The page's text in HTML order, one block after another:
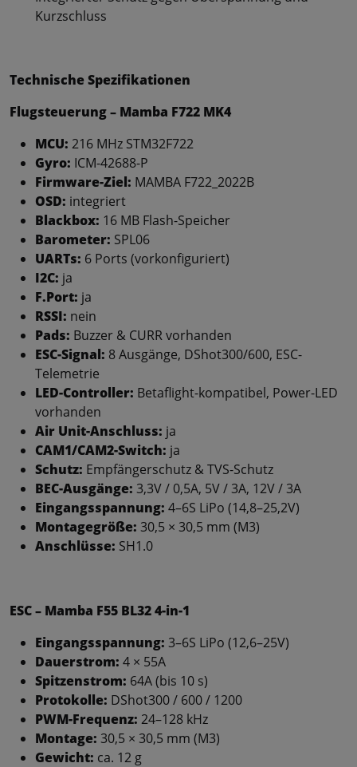
Kurzschluss
Technische Spezifikationen
Flugsteuerung – Mamba F722 MK4
MCU: 216 MHz STM32F722
Gyro: ICM-42688-P
Firmware-Ziel: MAMBA F722_2022B
OSD: integriert
Blackbox: 16 MB Flash-Speicher
Barometer: SPL06
UARTs: 6 Ports (vorkonfiguriert)
I2C: ja
F.Port: ja
RSSI: nein
Pads: Buzzer & CURR vorhanden
ESC-Signal: 8 Ausgänge, DShot300/600, ESC-
Telemetrie
LED-Controller: Betaflight-kompatibel, Power-LED
vorhanden
Air Unit-Anschluss: ja
CAM1/CAM2-Switch: ja
Schutz: Empfängerschutz & TVS-Schutz
BEC-Ausgänge: 3,3V / 0,5A, 5V / 3A, 12V / 3A
Eingangsspannung: 4–6S LiPo (14,8–25,2V)
Montagegröße: 30,5 × 30,5 mm (M3)
Anschlüsse: SH1.0
ESC – Mamba F55 BL32 4-in-1
Eingangsspannung: 3–6S LiPo (12,6–25V)
Dauerstrom: 4 × 55A
Spitzenstrom: 64A (bis 10 s)
Protokolle: DShot300 / 600 / 1200
PWM-Frequenz: 24–128 kHz
Montage: 30,5 × 30,5 mm (M3)
Gewicht: ca. 12 g